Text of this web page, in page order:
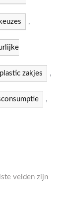
,
plastic zakjes ,
,
velden zijn